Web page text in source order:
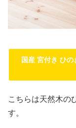
国産 宮付き ひ
こちらは天然木の
す。